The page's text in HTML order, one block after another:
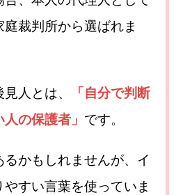
庭裁判所から選ばれま
人とは、
「自分で判断
の保護者」 です。
かもしれませんが、イ
やすい言葉を使っていま